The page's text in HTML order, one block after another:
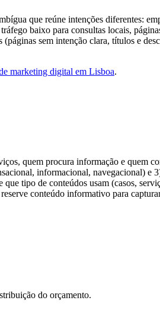
que reúne intenções diferentes:
baixo para consultas locais,
sem intenção clara, títulos e
marketing digital em Lisboa.
quem procura informação e quem
informacional, navegacional) e
tipo de conteúdos usam (casos,
conteúdo informativo para
do orçamento.